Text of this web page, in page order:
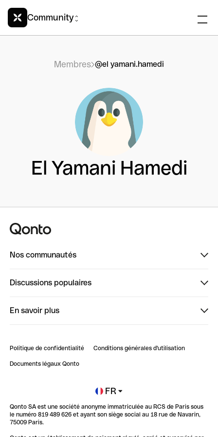
Community
Membres @el yamani.hamedi
El Yamani Hamedi
Nos communautés
ClubQonto
Discussions populaires
Impact de l'IA sur les carrières/productivité
En savoir plus
Blog
Newsroom
Glossaire finance
Politique de confidentialité Conditions générales d'utilisation
Documents légaux Qonto
FR
Qonto SA est une société anonyme immatriculée au RCS de Paris sous
le numéro 819 489 626 et ayant son siège social au 18 rue de Navarin,
75009 Paris.